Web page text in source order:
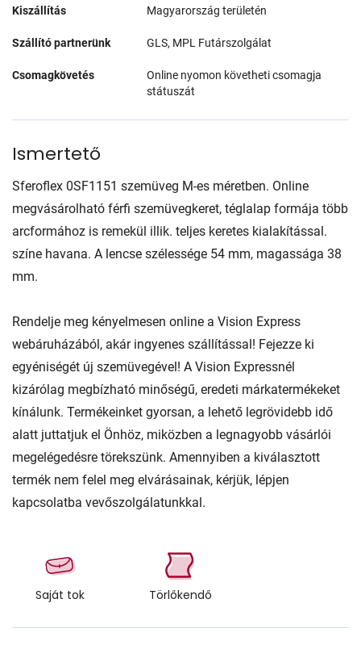
Kiszállítás Magyarország területén
Szállító partnerünk GLS, MPL Futárszolgálat
Csomagkövetés
Online nyomon követheti csomagja
státuszát
Ismertető
Sferoflex 0SF1151 szemüveg M-es méretben. Online
megvásárolható férfi szemüvegkeret, téglalap formája több
arcformához is remekül illik. teljes keretes kialakítással.
színe havana. A lencse szélessége 54 mm, magassága 38
mm.
Rendelje meg kényelmesen online a Vision Express
webáruházából, akár ingyenes szállítással! Fejezze ki
egyéniségét új szemüvegével! A Vision Expressnél
kizárólag megbízható minőségű, eredeti márkatermékeket
kínálunk. Termékeinket gyorsan, a lehető legrövidebb idő
alatt juttatjuk el Önhöz, miközben a legnagyobb vásárlói
megelégedésre törekszünk. Amennyiben a kiválasztott
termék nem felel meg elvárásainak, kérjük, lépjen
kapcsolatba vevőszolgálatunkkal.
Saját tok Törlőkendő